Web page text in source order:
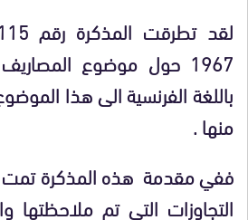
1967 حول موضوع
باللغة الفرنسية الى هذا
منها .
ففي مقدمة هذه المذكرة تمت
التجاوزات التي تم ملاحظتها